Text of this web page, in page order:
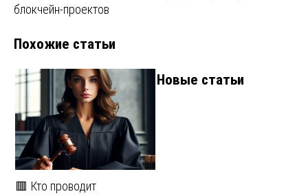
записям
блокчейн-проектов
Похожие статьи
🟥 Кто проводит
Новые статьи